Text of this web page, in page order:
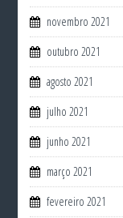
novembro 2021
outubro 2021
agosto 2021
julho 2021
junho 2021
março 2021
fevereiro 2021